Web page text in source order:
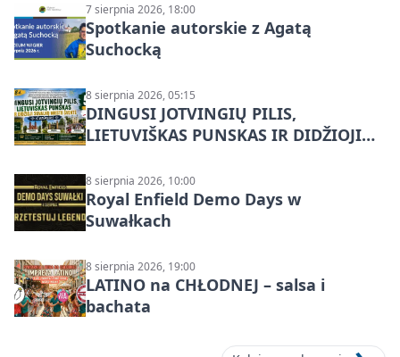
7 sierpnia 2026, 18:00
Spotkanie autorskie z Agatą
Suchocką
8 sierpnia 2026, 05:15
DINGUSI JOTVINGIŲ PILIS,
LIETUVIŠKAS PUNSKAS IR DIDŽIOJI
DZŪKIJOS – jednodienė kelionė
8 sierpnia 2026, 10:00
Royal Enfield Demo Days w
Suwałkach
8 sierpnia 2026, 19:00
LATINO na CHŁODNEJ – salsa i
bachata